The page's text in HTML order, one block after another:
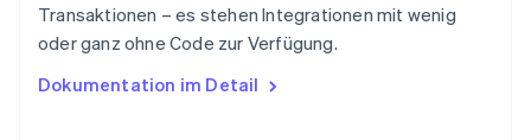
Transaktionen – es stehen Integrationen mit wenig
oder ganz ohne Code zur Verfügung.
Dokumentation im Detail
Tschechische Republik
English
English